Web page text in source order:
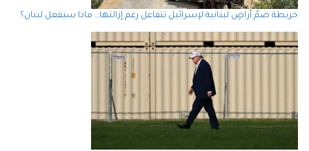
خريطة ضمّ أراضٍ لبنانية لإسرائيل تتفاعل رغم إزالتها… ماذا سيفعل لبنان؟